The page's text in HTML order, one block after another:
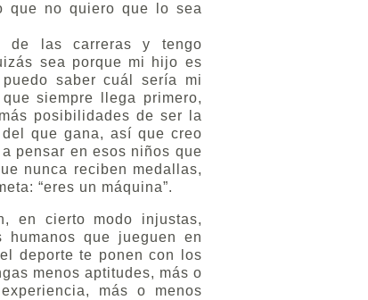
que no quiero que lo sea
las carreras y tengo
sea porque mi hijo es
saber cuál sería mi
siempre llega primero,
posibilidades de ser la
que gana, así que creo
pensar en esos niños que
nunca reciben medallas,
“eres un máquina”.
en cierto modo injustas,
humanos que jueguen en
deporte te ponen con los
menos aptitudes, más o
más o menos